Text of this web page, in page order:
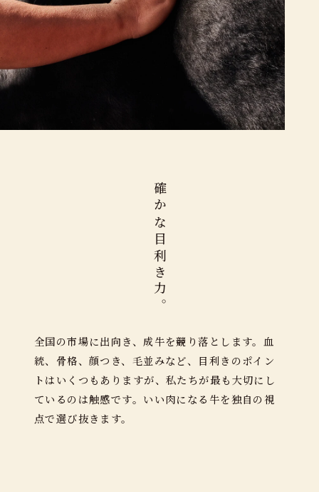
確かな⽬利き⼒。
全国の市場に出向き、成牛を競り落とします。⾎
統、⾻格、顔つき、⽑並みなど、⽬利きのポイン
トはいくつもありますが、私たちが最も⼤切にし
ているのは触感です。いい肉になる牛を独⾃の視
点で選び抜きます。